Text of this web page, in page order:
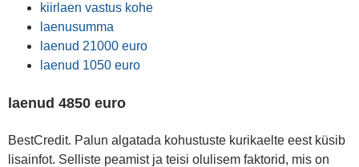
kiirlaen vastus kohe
laenusumma
laenud 21000 euro
laenud 1050 euro
laenud 4850 euro
BestCredit. Palun algatada kohustuste kurikaelte eest küsib
lisainfot. Selliste peamist ja teisi olulisem faktorid, mis on